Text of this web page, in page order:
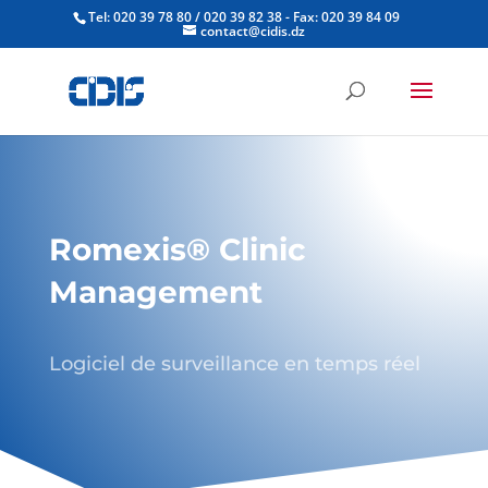
Tel: 020 39 78 80 / 020 39 82 38 - Fax: 020 39 84 09
contact@cidis.dz
Romexis® Clinic
Management
Logiciel de surveillance en temps réel